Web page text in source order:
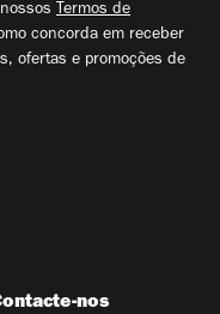
Termos de
concorda em receber
ofertas e promoções de
nos